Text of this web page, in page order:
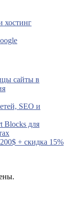
хостинг
сайты в
SEO и
Blocks для
+ скидка 15%